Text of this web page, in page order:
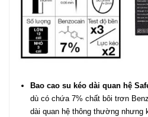
Bao cao su kéo dài quan hệ
dù có chứa 7% chất bôi trơn
dài quan hệ thông thường nhưng